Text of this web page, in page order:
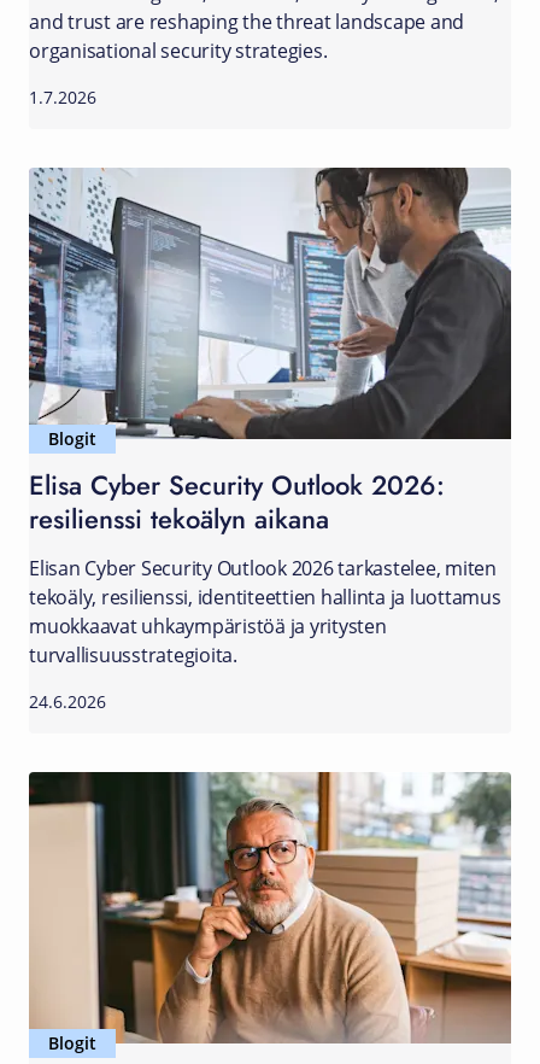
and trust are reshaping the threat landscape and
organisational security strategies.
1.7.2026
Blogit
Elisa Cyber Security Outlook 2026:
resilienssi tekoälyn aikana
Elisan Cyber Security Outlook 2026 tarkastelee, miten
tekoäly, resilienssi, identiteettien hallinta ja luottamus
muokkaavat uhkaympäristöä ja yritysten
turvallisuusstrategioita.
24.6.2026
Blogit